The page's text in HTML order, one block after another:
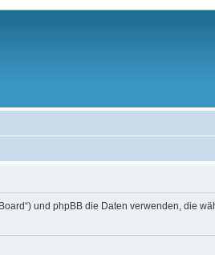
und phpBB die Daten verwenden, die